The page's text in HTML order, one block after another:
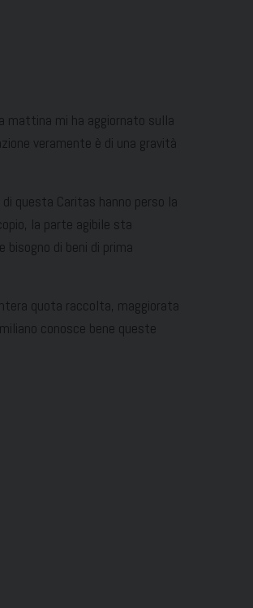
mi ha aggiornato sulla
veramente è di una gravità
questa Caritas hanno perso la
la parte agibile sta
di beni di prima
quota raccolta, maggiorata
conosce bene queste